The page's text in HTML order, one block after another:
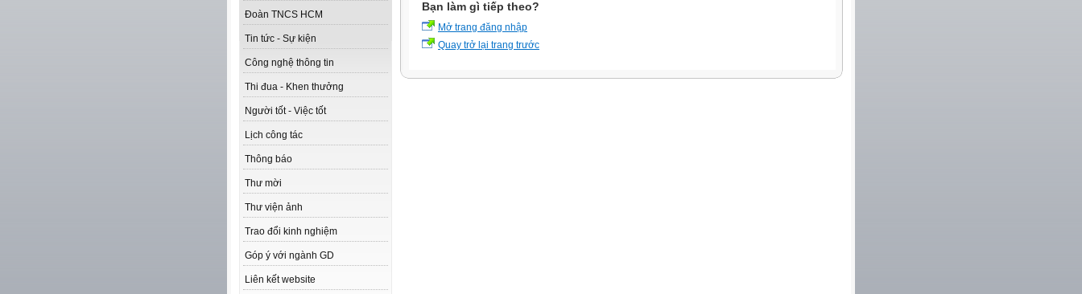
Đoàn TNCS HCM
Tin tức - Sự kiện
Công nghệ thông tin
Thi đua - Khen thưởng
Người tốt - Việc tốt
Lịch công tác
Thông báo
Thư mời
Thư viện ảnh
Trao đổi kinh nghiệm
Góp ý với ngành GD
Liên kết website
Bạn làm gì tiếp theo?
Mở trang đăng nhập
Quay trở lại trang trước